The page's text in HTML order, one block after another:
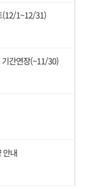
(12/1~12/31)
기간연장(~11/30)
안내